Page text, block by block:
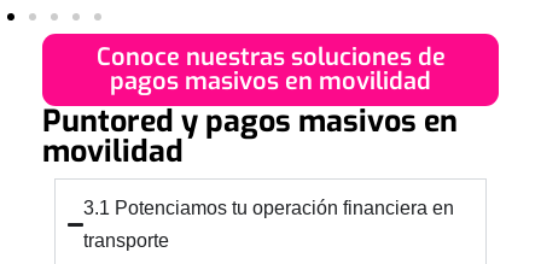
Conoce nuestras soluciones de
pagos masivos en movilidad
Puntored y pagos masivos en
movilidad
3.1 Potenciamos tu operación financiera en
transporte